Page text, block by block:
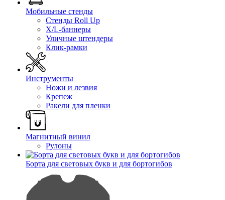
Мобильные стенды
Стенды Roll Up
X/L-баннеры
Уличные штендеры
Клик-рамки
Инструменты
Ножи и лезвия
Крепеж
Ракели для пленки
Магнитный винил
Рулоны
Борта для световых букв и для бортогибов